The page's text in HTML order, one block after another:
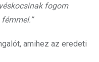
fogom
amihez az eredeti